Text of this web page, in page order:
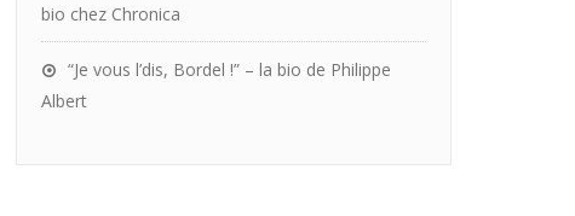
bio chez Chronica
“Je vous l’dis, Bordel !” – la bio de Philippe
Albert